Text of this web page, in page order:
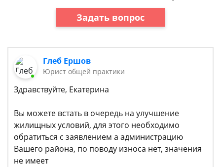
Задать вопрос
Глеб Ершов
Юрист общей практики
Здравствуйте, Екатерина
Вы можете встать в очередь на улучшение
жилищных условий, для этого необходимо
обратиться с заявлением а администрацию
Вашего района, по поводу износа нет, значения
не имеет